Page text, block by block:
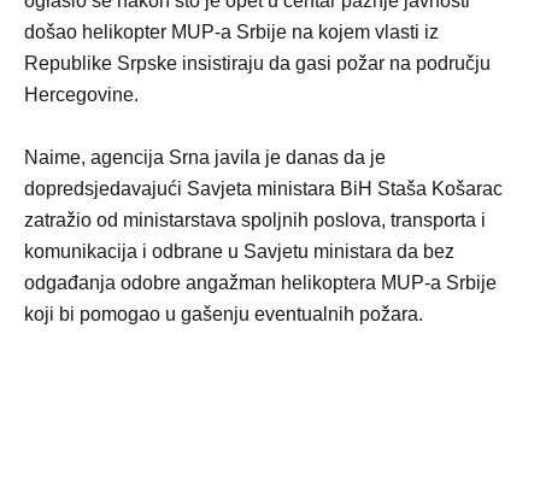
došao helikopter MUP-a Srbije na kojem vlasti iz
Republike Srpske insistiraju da gasi požar na području
Hercegovine.
Naime, agencija Srna javila je danas da je
dopredsjedavajući Savjeta ministara BiH Staša Košarac
zatražio od ministarstava spoljnih poslova, transporta i
komunikacija i odbrane u Savjetu ministara da bez
odgađanja odobre angažman helikoptera MUP-a Srbije
koji bi pomogao u gašenju eventualnih požara.